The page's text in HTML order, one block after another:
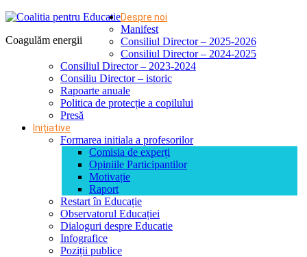
Coagulăm energii
Despre noi
Manifest
Consiliul Director – 2025-2026
Consiliul Director – 2024-2025
Consiliul Director – 2023-2024
Consiliu Director – istoric
Rapoarte anuale
Politica de protecție a copilului
Presă
Inițiative
Formarea initiala a profesorilor
Comisia de experți
Opiniile Participantilor
Motivație
Raport
Restart în Educație
Observatorul Educației
Dialoguri despre Educatie
Infografice
Poziții publice